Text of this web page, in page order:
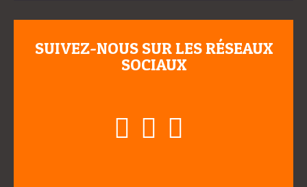
SUIVEZ-NOUS SUR LES RÉSEAUX
SOCIAUX